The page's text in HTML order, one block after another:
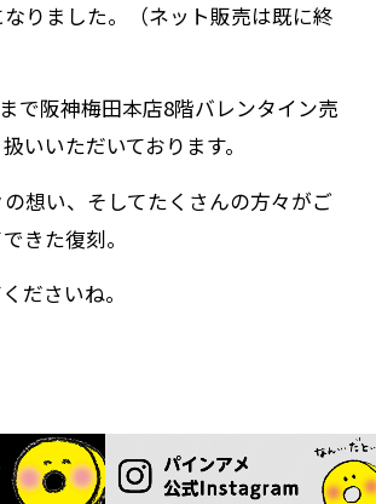
りました。（ネット販売は既に終
で阪神梅田本店8階バレンタイン売
いいただいております。
想い、そしてたくさんの方々がご
きた復刻。
ださいね。